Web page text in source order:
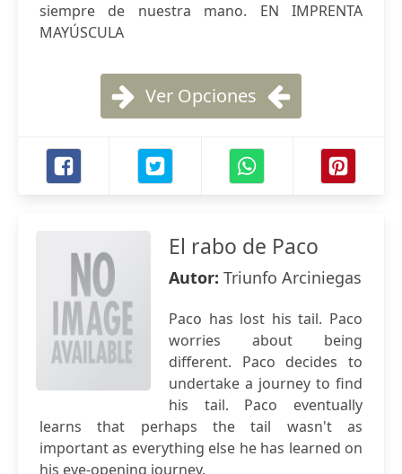
siempre de nuestra mano. EN IMPRENTA
MAYÚSCULA
Ver Opciones
El rabo de Paco
Autor: Triunfo Arciniegas
Paco has lost his tail. Paco
worries about being
different. Paco decides to
undertake a journey to find
his tail. Paco eventually
learns that perhaps the tail wasn't as
important as everything else he has learned on
his eye-opening journey.